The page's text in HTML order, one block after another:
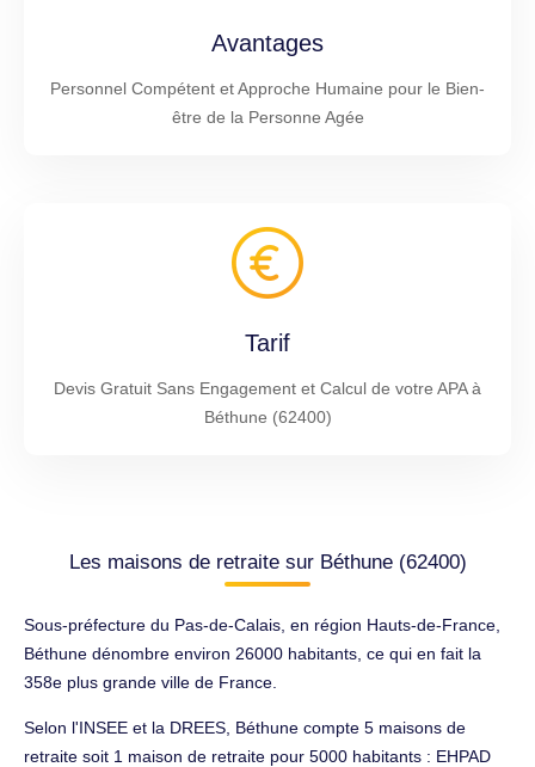
Avantages
Personnel Compétent et Approche Humaine pour le Bien-
être de la Personne Agée
Tarif
Devis Gratuit Sans Engagement et Calcul de votre APA à
Béthune (62400)
Les maisons de retraite sur Béthune (62400)
Sous-préfecture du Pas-de-Calais, en région Hauts-de-France,
Béthune dénombre environ 26000 habitants, ce qui en fait la
358e plus grande ville de France.
Selon l'INSEE et la DREES, Béthune compte 5 maisons de
retraite soit 1 maison de retraite pour 5000 habitants : EHPAD